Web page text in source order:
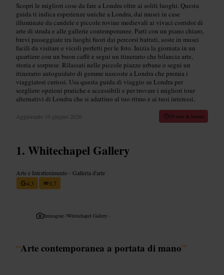
Scopri le migliori cose da fare a Londra oltre ai soliti luoghi. Questa
guida ti indica esperienze uniche a Londra, dai musei in case
illuminate da candele e piccole rovine medievali ai vivaci corridoi di
arte di strada e alle gallerie contemporanee. Parti con un piano chiaro,
brevi passeggiate tra luoghi fuori dai percorsi battuti, soste in musei
facili da visitare e vicoli perfetti per le foto. Inizia la giornata in un
quartiere con un buon caffè e segui un itinerario che bilancia arte,
storia e sorprese. Rilassati nelle piccole piazze urbane o segui un
itinerario autoguidato di gemme nascoste a Londra che premia i
viaggiatori curiosi. Usa questa guida di viaggio su Londra per
scegliere opzioni pratiche e accessibili e per trovare i migliori tour
alternativi di Londra che si adattino al tuo ritmo e ai tuoi interessi.
Aggiornato 10 giugno 2026 10 min di lettura
Whitechapel Gallery
Arte e Intrattenimento •Galleria d'arte
4,3
3,7
Immagine /Whitechapel Gallery -
“Arte contemporanea a portata di mano”